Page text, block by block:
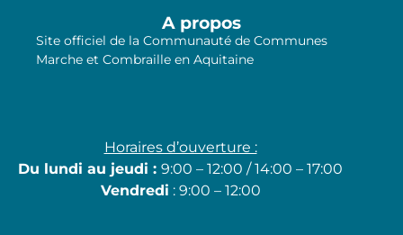
A propos
Site officiel de la Communauté de Communes
Marche et Combraille en Aquitaine
Horaires d’ouverture :
Du lundi au jeudi : 9:00 – 12:00 / 14:00 – 17:00
Vendredi : 9:00 – 12:00